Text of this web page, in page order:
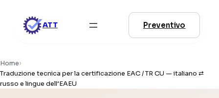
contenuto
ATT Preventivo
Home›
Traduzione tecnica per la certificazione EAC / TR CU — italiano ⇄
russo e lingue dell’EAEU